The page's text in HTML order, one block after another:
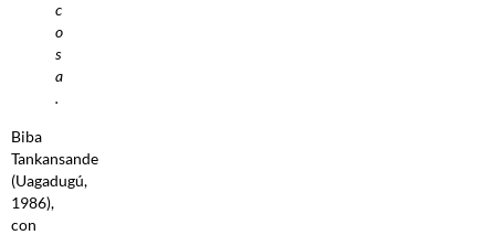
c
o
s
a
.
Biba
Tankansande
(Uagadugú,
1986),
con